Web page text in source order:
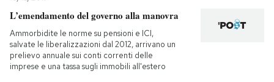
L’emendamento del governo alla manovra
Ammorbidite le norme su pensioni e ICI,
salvate le liberalizzazioni dal 2012, arrivano un
prelievo annuale sui conti correnti delle
imprese e una tassa sugli immobili all'estero